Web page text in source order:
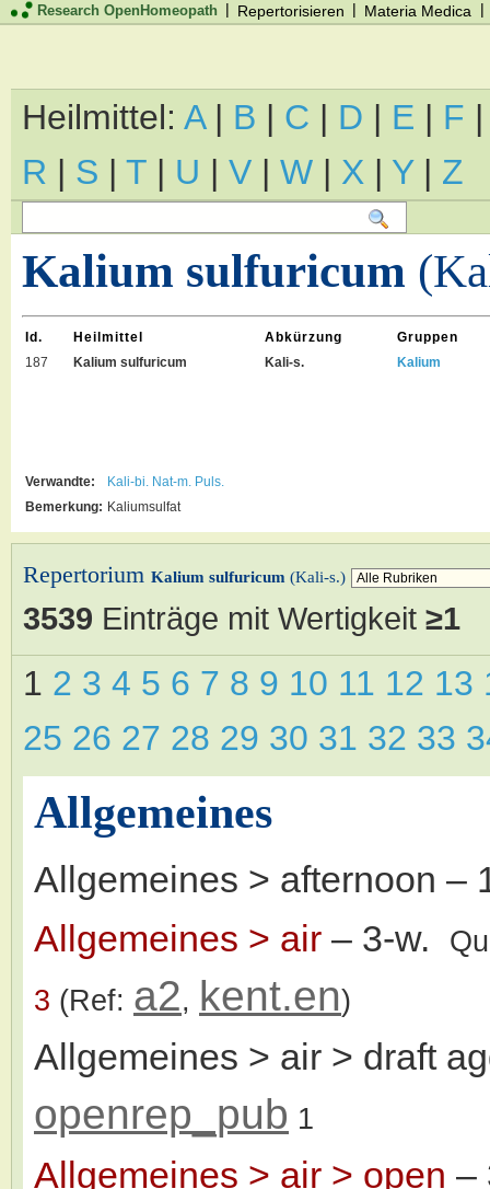
Research OpenHomeopath | Repertorisieren | Materia Medica |
Heilmittel: A| B | C | D | E | F
R | S | T | U | V | W | X | Y| Z
Kalium sulfuricum
Id. Heilmittel Abkürzung
Gruppen
187
Kalium sulfuricum Kali-s. Kalium
Verwandte: Kali-bi. Nat-m. Puls.
Bemerkung: Kaliumsulfat
Repertorium Kalium sulfuricum (Kali-s.)
3539 Einträge mit Wertigkeit ≥1
1 2 3 4 5 6 7 8 9 10 11 12 13
25 26 27 28 29 30 31 32 33
Allgemeines
Allgemeines > afternoon –
Allgemeines > air – 3-w.
3 (Ref: a2, kent.en)
Allgemeines > air > draft
openrep_pub 1
Allgemeines > air > open –